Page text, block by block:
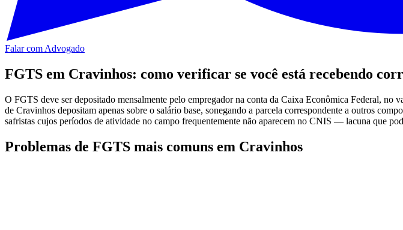
Falar com Advogado
FGTS em Cravinhos: como verificar se você está recebendo
O FGTS deve ser depositado mensalmente pelo empregador na conta da Caixa Econômica Federal,
de Cravinhos depositam apenas sobre o salário base, sonegando a parcela correspondente a outros
safristas cujos períodos de atividade no campo frequentemente não aparecem no CNIS — lacuna que
Problemas de FGTS mais comuns em Cravinhos